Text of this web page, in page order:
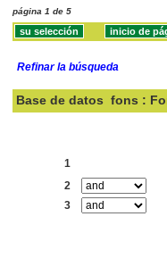
página 1 de 5
Refinar la búsqueda
Base de datos fons :
1
2
3